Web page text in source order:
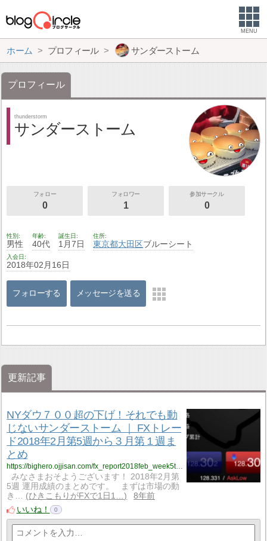
MENU
ホーム プロフィール サンダーストーム
プロフィール
thunderstorm
サンダーストーム
フォロー
0
フォロワー
1
参加サークル
0
性別
男性
年齢
40代
誕生日
1月7日
住所
東京都大田区ブルーシート
入会日
2018年02月16日
フォローする メッセージを送る
更新記事
NYダウ７００超の下げ！それでも動
じないサンダーストーム ｜ FXトレー
ド2018年2月第5週から３月第１週ま
とめ
https://bighero.ojjisan.com/fx_report2018feb_week5th_to_mar_week1st/
みなさまおそようございます！ 2018年2月第
5週 運用成績のまとめです。 まずは市場の動
き…
ひきこもりがFXで1日1…
8年前
いいね！
0